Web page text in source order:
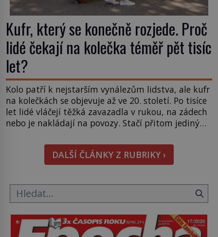
Kufr, který se konečně rozjede. Proč
lidé čekají na kolečka téměř pět tisíc
let?
Kolo patří k nejstarším vynálezům lidstva, ale kufr
na kolečkách se objevuje až ve 20. století. Po tisíce
let lidé vláčejí těžká zavazadla v rukou, na zádech
nebo je nakládají na povozy. Stačí přitom jediný
nikdo dlouho nedostane. Až jednou se na letišti
ozve věta, která změní […]
DALŠÍ ČLÁNKY Z RUBRIKY ›